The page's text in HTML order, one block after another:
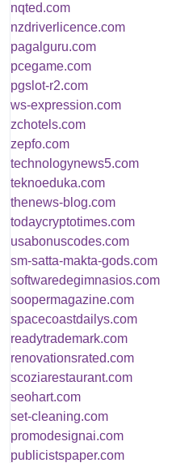
nqted.com
nzdriverlicence.com
pagalguru.com
pcegame.com
pgslot-r2.com
ws-expression.com
zchotels.com
zepfo.com
technologynews5.com
teknoeduka.com
thenews-blog.com
todaycryptotimes.com
usabonuscodes.com
sm-satta-makta-gods.com
softwaredegimnasios.com
soopermagazine.com
spacecoastdailys.com
readytrademark.com
renovationsrated.com
scoziarestaurant.com
seohart.com
set-cleaning.com
promodesignai.com
publicistspaper.com